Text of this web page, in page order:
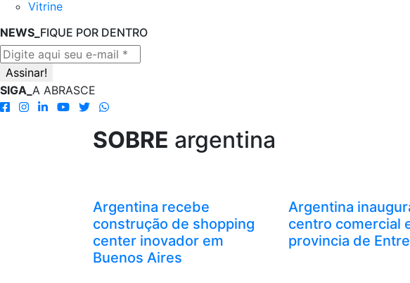
Vitrine
NEWS_ FIQUE POR DENTRO
SIGA_ A ABRASCE
SOBRE argentina
Argentina recebe
construção de shopping
center inovador em
Buenos Aires
Argentina
centro comercial
provincia de